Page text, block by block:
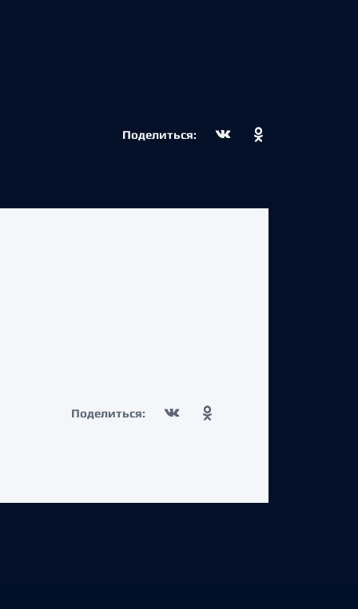
Поделиться:
Поделиться: